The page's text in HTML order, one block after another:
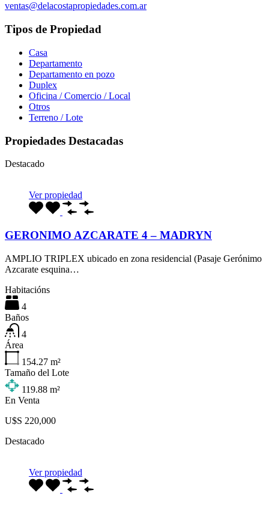
ventas@delacostapropiedades.com.ar
Tipos de Propiedad
Casa
Departamento
Departamento en pozo
Duplex
Oficina / Comercio / Local
Otros
Terreno / Lote
Propiedades Destacadas
Destacado
Ver propiedad
GERONIMO AZCARATE 4 – MADRYN
AMPLIO TRIPLEX ubicado en zona residencial (Pasaje Gerónimo
Azcarate esquina…
Habitacións
4
Baños
4
Área
154.27 m²
Tamaño del Lote
119.88 m²
En Venta
U$S 220,000
Destacado
Ver propiedad